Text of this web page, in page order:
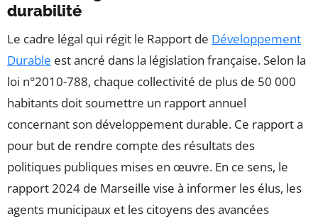
durabilité
Le cadre légal qui régit le Rapport de Développement
Durable est ancré dans la législation française. Selon la
loi n°2010-788, chaque collectivité de plus de 50 000
habitants doit soumettre un rapport annuel
concernant son développement durable. Ce rapport a
pour but de rendre compte des résultats des
politiques publiques mises en œuvre. En ce sens, le
rapport 2024 de Marseille vise à informer les élus, les
agents municipaux et les citoyens des avancées